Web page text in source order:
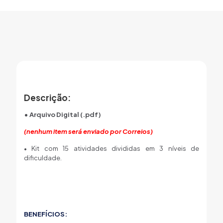
Descrição:
• Arquivo Digital (.pdf)
(nenhum item será enviado por Correios)
• Kit com 15 atividades divididas em 3 níveis de
dificuldade.
BENEFÍCIOS: